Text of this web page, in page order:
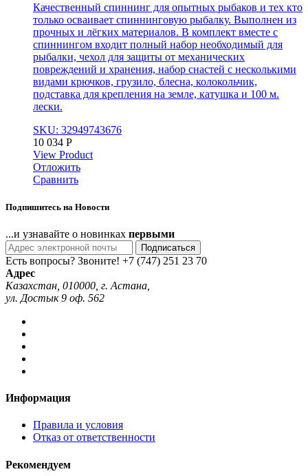
Качественный спиннинг для опытных рыбаков и тех кто
только осваивает спиннинговую рыбалку. Выполнен из
прочных и лёгких материалов. В комплект вместе с
спиннингом входит полный набор необходимый для
рыбалки, чехол для защиты от механических
повреждений и хранения, набор снастей с несколькими
видами крючков, грузило, блесна, колокольчик,
подставка для крепления на земле, катушка и 100 м.
лески.
SKU: 32949743676
10 034 Р
View Product
Отложить
Сравнить
Подпишитесь на Новости
...и узнавайте о новинках первыми
Подписаться
Есть вопросы? Звоните! +7 (747) 251 23 70
Адрес
Казахстан, 010000, г. Астана,
ул. Достык 9 оф. 562
Информация
Правила и условия
Отказ от ответственности
Рекомендуем